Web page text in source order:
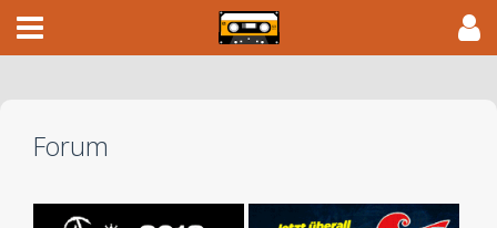
Forum